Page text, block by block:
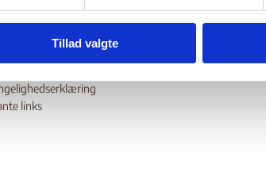
Tillad valgte
links